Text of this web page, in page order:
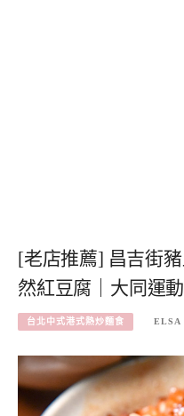
[老店推薦] 昌吉街
然紅豆腐｜大同運
台北中式港式熱炒麵食 ELSA